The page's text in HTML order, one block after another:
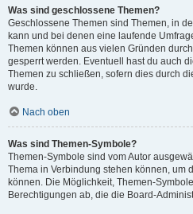
Was sind geschlossene Themen?
Geschlossene Themen sind Themen, in
kann und bei denen eine laufende
Themen können aus vielen Gründen
gesperrt werden. Eventuell hast du auch
Themen zu schließen, sofern dies durch
wurde.
Nach oben
Was sind Themen-Symbole?
Themen-Symbole sind vom Autor
Thema in Verbindung stehen können, um
können. Die Möglichkeit, Themen-
Berechtigungen ab, die die Board-